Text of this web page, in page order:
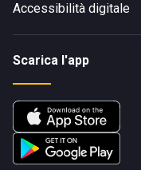
Accessibilità digitale
Scarica l'app